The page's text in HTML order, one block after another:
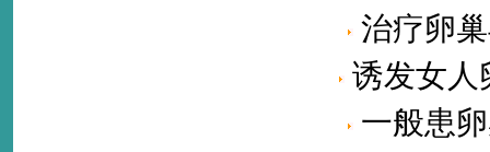
治疗卵
诱发女
一般患